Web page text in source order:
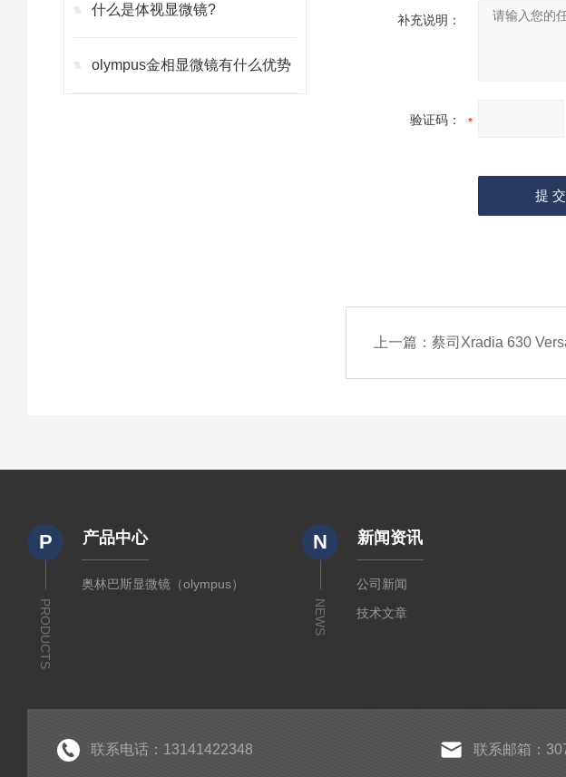
什么是体视显微镜?
olympus金相显微镜有什么优势
补充说明：
验证码：
上一篇：蔡司Xradia 630
P
PRODUCTS
产品中心
奥林巴斯显微镜（olympus）
N
NEWS
新闻资讯
公司新闻
技术文章
联系电话：13141422348 联系邮箱：